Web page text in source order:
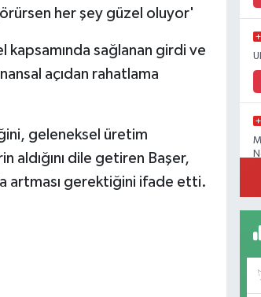
her şey güzel oluyor'
kapsamında sağlanan girdi ve
açıdan rahatlama
geleneksel üretim
dile getiren Başer,
artması gerektiğini ifade etti.